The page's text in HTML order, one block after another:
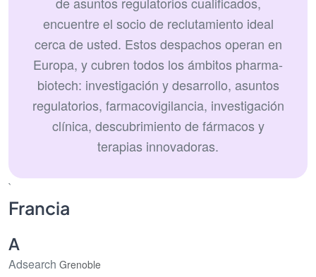
encuentre el socio de reclutamiento ideal
cerca de usted. Estos despachos operan en
Europa, y cubren todos los ámbitos pharma-
biotech: investigación y desarrollo, asuntos
regulatorios, farmacovigilancia, investigación
clínica, descubrimiento de fármacos y
terapias innovadoras.
`
Francia
A
Adsearch Grenoble